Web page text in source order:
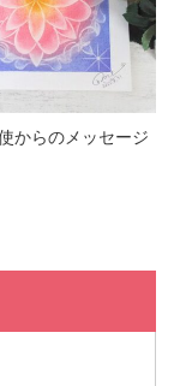
からのメッセージ